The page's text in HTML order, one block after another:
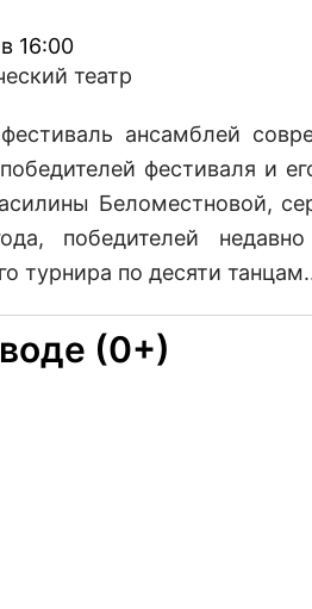
16:00
театр
ансамблей
фестиваля и
Беломестновой,
победителей
турнира по десяти
(0+)